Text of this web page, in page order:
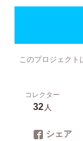
このプロジェクト
コレクター
32人
シェア